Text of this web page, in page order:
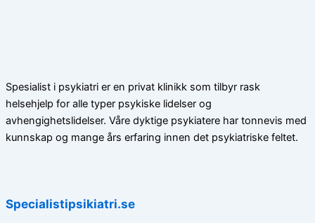
Spesialist i psykiatri er en privat klinikk som tilbyr rask
helsehjelp for alle typer psykiske lidelser og
avhengighetslidelser. Våre dyktige psykiatere har tonnevis med
kunnskap og mange års erfaring innen det psykiatriske feltet.
Specialistipsikiatri.se